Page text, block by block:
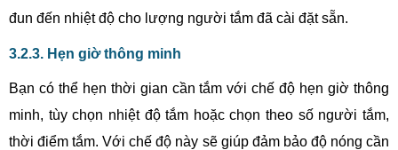
đun đến nhiệt độ cho lượng người tắm đã cài đặt sẵn.
3.2.3. Hẹn giờ thông minh
Bạn có thể hẹn thời gian cần tắm với chế độ hẹn giờ thông
minh, tùy chọn nhiệt độ tắm hoặc chọn theo số người tắm,
thời điểm tắm. Với chế độ này sẽ giúp đảm bảo độ nóng cần